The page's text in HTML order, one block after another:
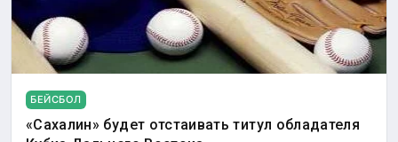
БЕЙСБОЛ
«Сахалин» будет отстаивать титул обладателя